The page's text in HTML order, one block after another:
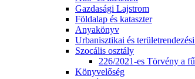
Gazdasági Lajstrom
Földalap és kataszter
Anyakönyv
Urbanisztikai és
Szocális osztály
226/2021-es Törvény a
Könyvelőség